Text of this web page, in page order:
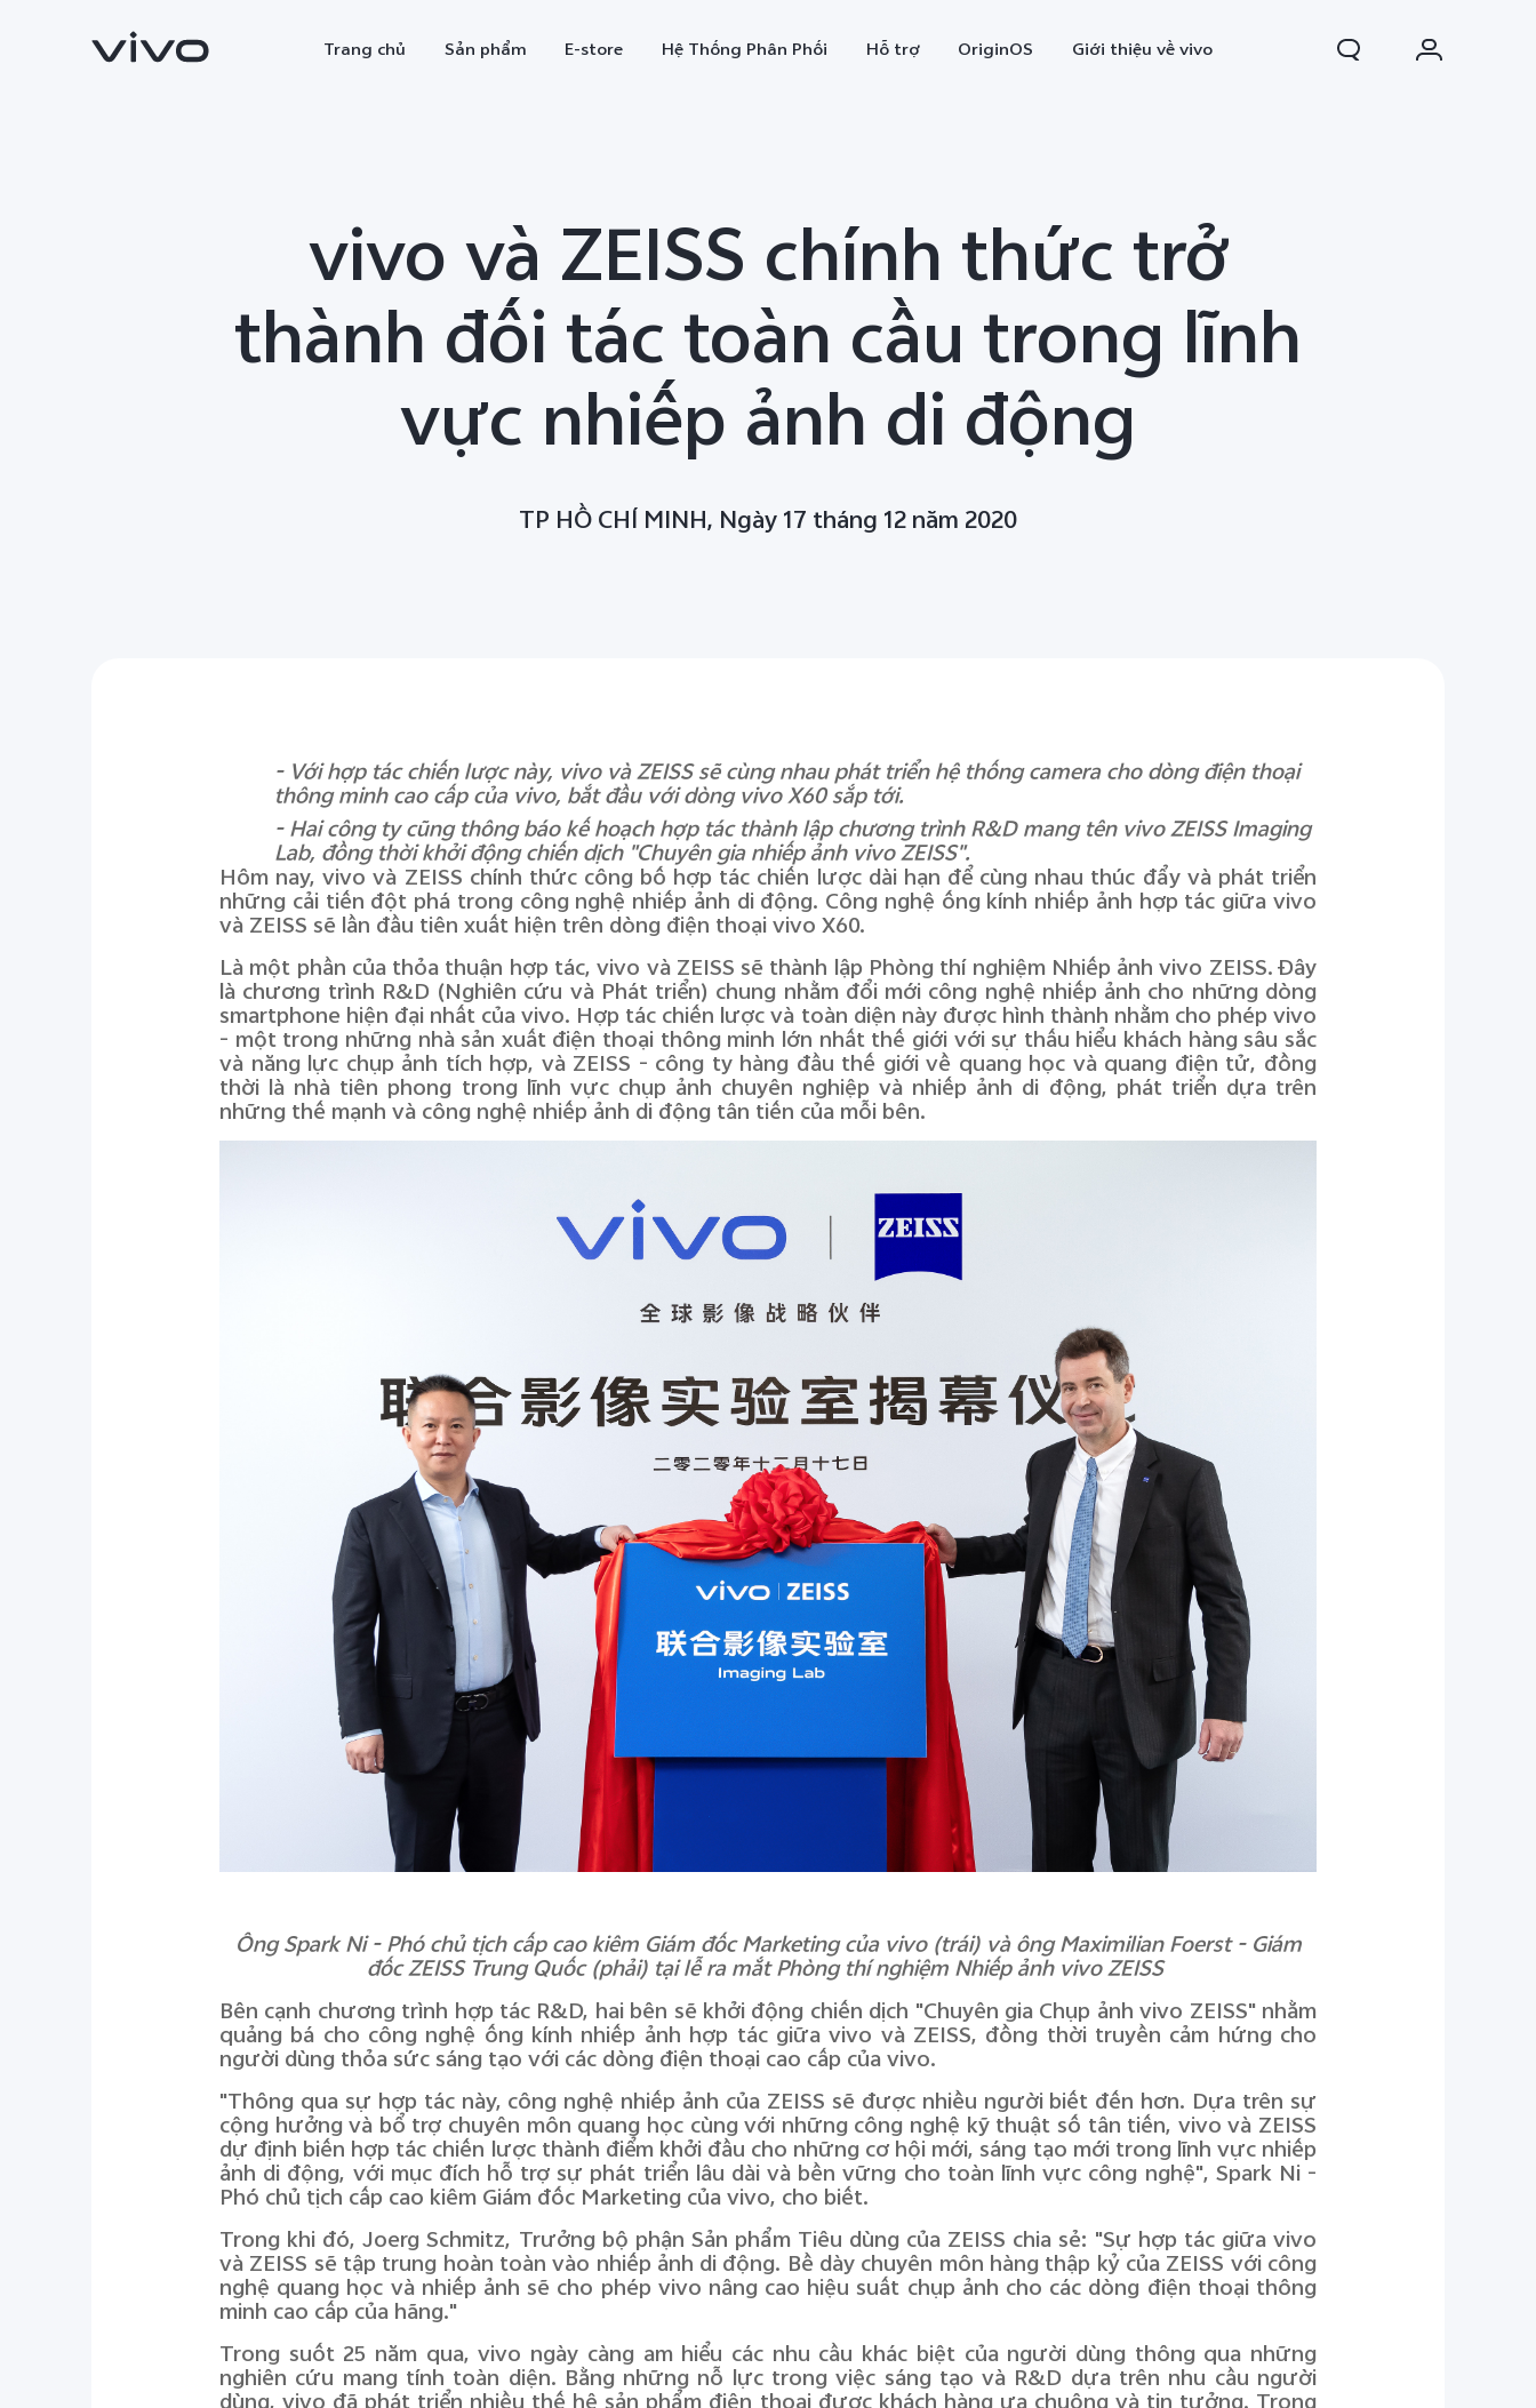
Trang chủ Sản phẩm E-store Hệ Thống Phân Phối Hỗ trợ OriginOS Giới thiệu về vivo
vivo và ZEISS chính thức trở
thành đối tác toàn cầu trong lĩnh
vực nhiếp ảnh di động
TP HỒ CHÍ MINH, Ngày 17 tháng 12 năm 2020
- Với hợp tác chiến lược này, vivo và ZEISS sẽ cùng nhau phát triển hệ thống camera cho dòng điện thoại
thông minh cao cấp của vivo, bắt đầu với dòng vivo X60 sắp tới.
-Hai công ty cũng thông báo kế hoạch hợp tác thành lập chương trình R&D mang tên vivo ZEISS Imaging
Lab, đồng thời khởi động chiến dịch "Chuyên gia nhiếp ảnh vivo ZEISS".
Hôm nay, vivo và ZEISS chính thức công bố hợp tác chiến lược dài hạn để cùng nhau thúc đẩy và phát triển
những cải tiến đột phá trong công nghệ nhiếp ảnh di động. Công nghệ ống kính nhiếp ảnh hợp tác giữa vivo
và ZEISS sẽ lần đầu tiên xuất hiện trên dòng điện thoại vivo X60.
Là một phần của thỏa thuận hợp tác, vivo và ZEISS sẽ thành lập Phòng thí nghiệm Nhiếp ảnh vivo ZEISS. Đây
là chương trình R&D (Nghiên cứu và Phát triển) chung nhằm đổi mới công nghệ nhiếp ảnh cho những dòng
smartphone hiện đại nhất của vivo. Hợp tác chiến lược và toàn diện này được hình thành nhằm cho phép vivo
- một trong những nhà sản xuất điện thoại thông minh lớn nhất thế giới với sự thấu hiểu khách hàng sâu sắc
và năng lực chụp ảnh tích hợp, và ZEISS - công ty hàng đầu thế giới về quang học và quang điện tử, đồng
thời là nhà tiên phong trong lĩnh vực chụp ảnh chuyên nghiệp và nhiếp ảnh di động, phát triển dựa trên
những thế mạnh và công nghệ nhiếp ảnh di động tân tiến của mỗi bên.
Ông Spark Ni - Phó chủ tịch cấp cao kiêm Giám đốc Marketing của vivo (trái) và ông Maximilian Foerst - Giám
đốc ZEISS Trung Quốc (phải) tại lễ ra mắt Phòng thí nghiệm Nhiếp ảnh vivo ZEISS
Bên cạnh chương trình hợp tác R&D, hai bên sẽ khởi động chiến dịch "Chuyên gia Chụp ảnh vivo ZEISS" nhằm
quảng bá cho công nghệ ống kính nhiếp ảnh hợp tác giữa vivo và ZEISS, đồng thời truyền cảm hứng cho
người dùng thỏa sức sáng tạo với các dòng điện thoại cao cấp của vivo.
"Thông qua sự hợp tác này, công nghệ nhiếp ảnh của ZEISS sẽ được nhiều người biết đến hơn. Dựa trên sự
cộng hưởng và bổ trợ chuyên môn quang học cùng với những công nghệ kỹ thuật số tân tiến, vivo và ZEISS
dự định biến hợp tác chiến lược thành điểm khởi đầu cho những cơ hội mới, sáng tạo mới trong lĩnh vực nhiếp
ảnh di động, với mục đích hỗ trợ sự phát triển lâu dài và bền vững cho toàn lĩnh vực công nghệ", Spark Ni -
Phó chủ tịch cấp cao kiêm Giám đốc Marketing của vivo, cho biết.
Trong khi đó, Joerg Schmitz, Trưởng bộ phận Sản phẩm Tiêu dùng của ZEISS chia sẻ: "Sự hợp tác giữa vivo
và ZEISS sẽ tập trung hoàn toàn vào nhiếp ảnh di động. Bề dày chuyên môn hàng thập kỷ của ZEISS với công
nghệ quang học và nhiếp ảnh sẽ cho phép vivo nâng cao hiệu suất chụp ảnh cho các dòng điện thoại thông
minh cao cấp của hãng."
Trong suốt 25 năm qua, vivo ngày càng am hiểu các nhu cầu khác biệt của người dùng thông qua những
nghiên cứu mang tính toàn diện. Bằng những nỗ lực trong việc sáng tạo và R&D dựa trên nhu cầu người
dùng, vivo đã phát triển nhiều thế hệ sản phẩm điện thoại được khách hàng ưa chuộng và tin tưởng. Trong